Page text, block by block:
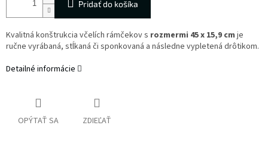
Pridať do košíka
Kvalitná konštrukcia včelích rámčekov s rozmermi 45 x 15,9 cm je
ručne vyrábaná, stĺkaná či sponkovaná a následne vypletená drôtikom.
Detailné informácie
OPÝTAŤ SA ZDIEĽAŤ